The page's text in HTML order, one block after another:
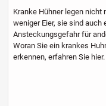
Kranke Hühner legen nicht
weniger Eier, sie sind auch
Ansteckungsgefahr für
Woran Sie ein krankes
erkennen, erfahren Sie hier.